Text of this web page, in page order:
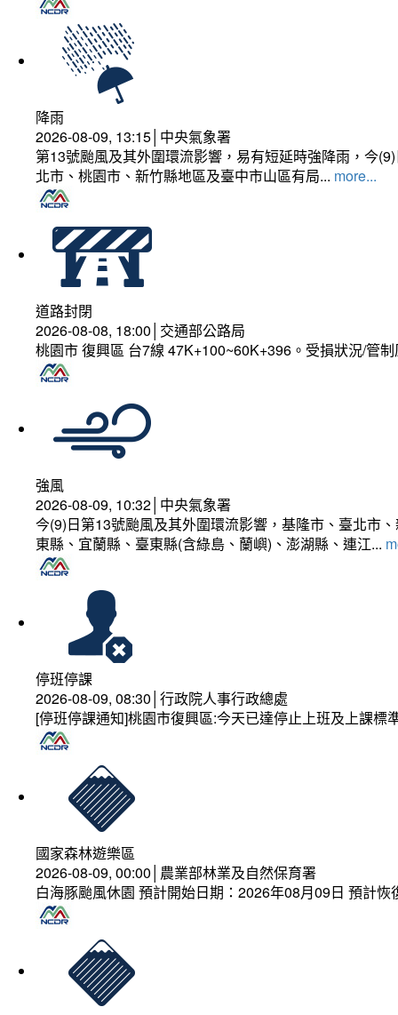
降雨
2026-08-09, 13:15│中央氣象署
第13號颱風及其外圍環流影響，易有短延時強降雨，今
北市、桃園市、新竹縣地區及臺中市山區有局... more...
道路封閉
2026-08-08, 18:00│交通部公路局
桃園市 復興區 台7線 47K+100~60K+396。受損狀況/管
強風
2026-08-09, 10:32│中央氣象署
今(9)日第13號颱風及其外圍環流影響，基隆市、臺北市
東縣、宜蘭縣、臺東縣(含綠島、蘭嶼)、澎湖縣、連江...
停班停課
2026-08-09, 08:30│行政院人事行政總處
[停班停課通知]桃園市復興區:今天已達停止上班及上課
國家森林遊樂區
2026-08-09, 00:00│農業部林業及自然保育署
白海豚颱風休園 預計開始日期：2026年08月09日 預計